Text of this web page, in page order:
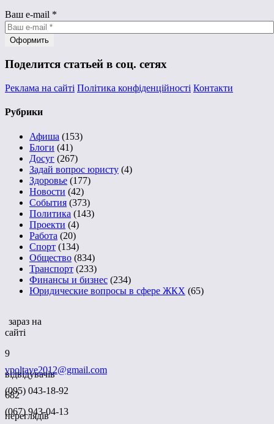
Ваш e-mail *
Поделится статьей в соц. сетях
Реклама на сайті Політика конфіденційності Контакти
Рубрики
Афиша (153)
Блоги (41)
Досуг (267)
Задай вопрос юристу (4)
Здоровье (177)
Новости (42)
События (373)
Политика (143)
Проекти (4)
Работа (20)
Спорт (134)
Общество (834)
Транспорт (233)
Финансы и бизнес (234)
Юридические вопросы в сфере ЖКХ (65)
зараз на
сайті
9
відвідувачів
682
переглядів
vpoltave2012@gmail.com
(095) 043-18-92
(067) 943-04-13